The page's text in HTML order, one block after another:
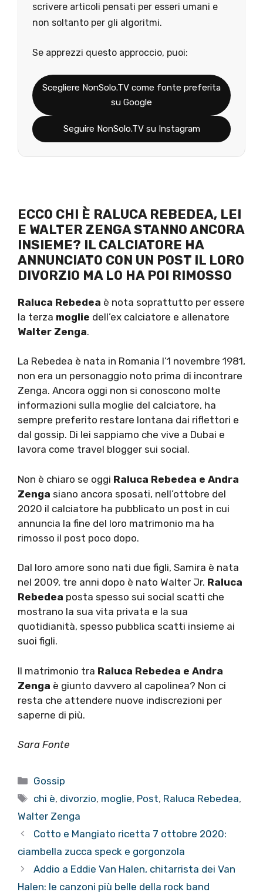
scrivere articoli pensati per esseri umani e
non soltanto per gli algoritmi.
Se apprezzi questo approccio, puoi:
Scegliere NonSolo.TV come fonte preferita
su Google
Seguire NonSolo.TV su Instagram
ECCO CHI È RALUCA REBEDEA, LEI
E WALTER ZENGA STANNO ANCORA
INSIEME? IL CALCIATORE HA
ANNUNCIATO CON UN POST IL LORO
DIVORZIO MA LO HA POI RIMOSSO
Raluca Rebedea è nota soprattutto per essere
la terza moglie dell’ex calciatore e allenatore
Walter Zenga.
La Rebedea è nata in Romania l’1 novembre 1981,
non era un personaggio noto prima di incontrare
Zenga. Ancora oggi non si conoscono molte
informazioni sulla moglie del calciatore, ha
sempre preferito restare lontana dai riflettori e
dal gossip. Di lei sappiamo che vive a Dubai e
lavora come travel blogger sui social.
Non è chiaro se oggi Raluca Rebedea e Andra
Zenga siano ancora sposati, nell’ottobre del
2020 il calciatore ha pubblicato un post in cui
annuncia la fine del loro matrimonio ma ha
rimosso il post poco dopo.
Dal loro amore sono nati due figli, Samira è nata
nel 2009, tre anni dopo è nato Walter Jr. Raluca
Rebedea posta spesso sui social scatti che
mostrano la sua vita privata e la sua
quotidianità, spesso pubblica scatti insieme ai
suoi figli.
Il matrimonio tra Raluca Rebedea e Andra
Zenga è giunto davvero al capolinea? Non ci
resta che attendere nuove indiscrezioni per
saperne di più.
Sara Fonte
Categorie
Gossip
Tag
chi è, divorzio, moglie, Post, Raluca Rebedea,
Walter Zenga
Cotto e Mangiato ricetta 7 ottobre 2020:
ciambella zucca speck e gorgonzola
Addio a Eddie Van Halen, chitarrista dei Van
Halen: le canzoni più belle della rock band